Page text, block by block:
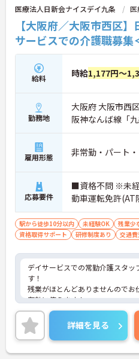
医療法人日新会ナイスデイ九条 医
【大阪府／大阪市西区
サービスでの介護職募集
給料 時給1,177円～
勤務地
大阪府 大阪市西
阪神なんば線「
雇用形態 非常勤・パート
応募要件
■資格不問 ※未
動車運転免許(AT
駅から徒歩10分以内 未経験OK 残業少
資格取得サポート
研修制度あり 交通
デイサービスでの常勤介護スタッ
す！
残業がほとんどありませんのでお
有効に使えます！
子育中の方も活躍されており、理
す。
経営母体は病院のため、安定感は
護の両面からサポート可能です。
ご興味ある方には、面接のポイン
詳細を見る